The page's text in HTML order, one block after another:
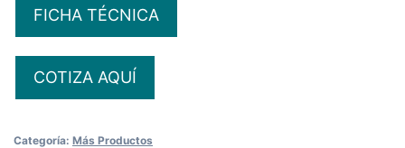
FICHA TÉCNICA
COTIZA AQUÍ
Categoría: Más Productos